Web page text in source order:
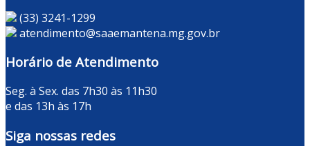
(33) 3241-1299
atendimento@saaemantena.mg.gov.br
Horário de Atendimento
Seg. à Sex. das 7h30 às 11h30
e das 13h às 17h
Siga nossas redes